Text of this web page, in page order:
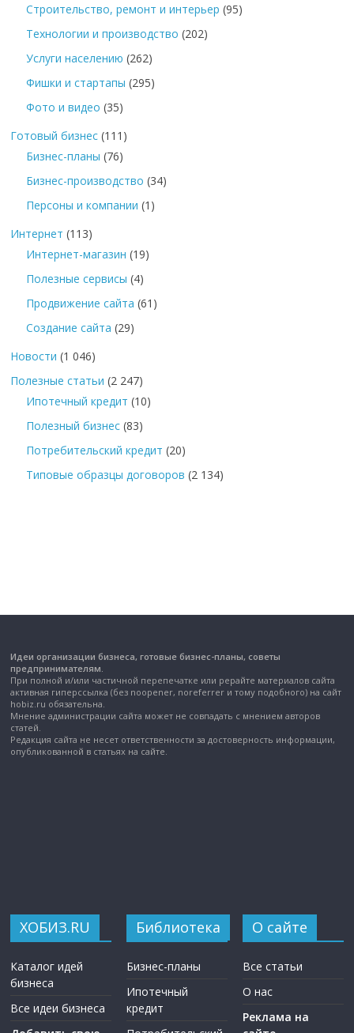
Строительство, ремонт и интерьер (95)
Технологии и производство (202)
Услуги населению (262)
Фишки и стартапы (295)
Фото и видео (35)
Готовый бизнес (111)
Бизнес-планы (76)
Бизнес-производство (34)
Персоны и компании (1)
Интернет (113)
Интернет-магазин (19)
Полезные сервисы (4)
Продвижение сайта (61)
Создание сайта (29)
Новости (1 046)
Полезные статьи (2 247)
Ипотечный кредит (10)
Полезный бизнес (83)
Потребительский кредит (20)
Типовые образцы договоров (2 134)
Идеи организации бизнеса, готовые бизнес-планы, советы
предпринимателям.
При полной и/или частичной перепечатке или рерайте материалов сайта
активная гиперссылка (без noopener, noreferrer и тому подобного) на сайт
hobiz.ru обязательна.
Мнение администрации сайта может не совпадать с мнением авторов
статей.
Редакция сайта не несет ответственности за достоверность информации,
опубликованной в статьях на сайте.
ХОБИЗ.RU
Каталог идей
бизнеса
Все идеи бизнеса
Библиотека
Бизнес-планы
Ипотечный
кредит
О сайте
Все статьи
О нас
Реклама на